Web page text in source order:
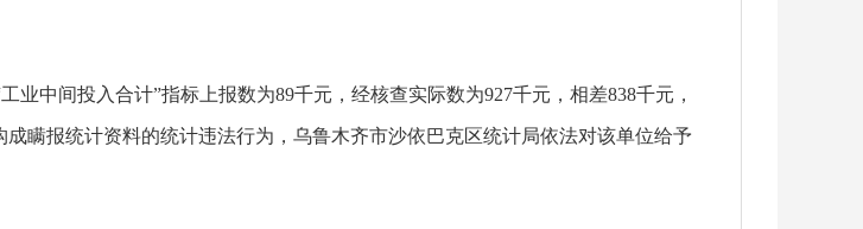
中间投入合计”指标上报数为89千元，经核查实际数为927千元，相差838千元，
瞒报统计资料的统计违法行为，乌鲁木齐市沙依巴克区统计局依法对该单位给予